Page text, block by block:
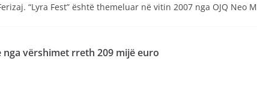
“Lyra Fest” është themeluar në vitin 2007 nga OJQ Neo
nga vërshimet rreth 209 mijë euro